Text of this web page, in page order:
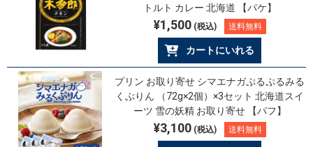
トルト カレー 北海道 【パケ】
¥1,500(税込) 送料無料
カートにいれる
プリン お取り寄せ シマエナガぷるぷるみる
くぷりん （72g×2個）×3セット 北海道スイ
ーツ 雪の妖精 お取り寄せ 【パフ】
¥3,100(税込) 送料無料